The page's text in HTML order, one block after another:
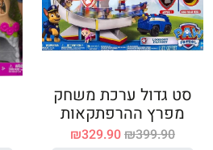
סט גדול ערכת משחק
מפרץ ההרפתקאות
₪399.90
₪329.90